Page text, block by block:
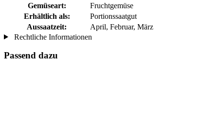
Gemüseart:
Fruchtgemüse
Erhältlich als:
Portionssaatgut
Aussaatzeit:
April, Februar, März
Rechtliche Informationen
Passend dazu